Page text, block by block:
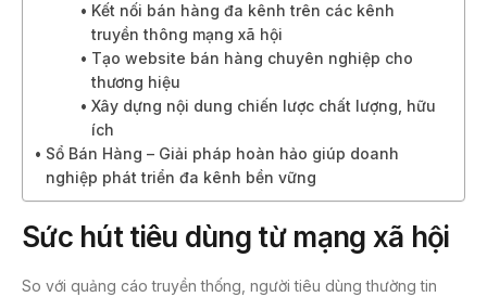
Kết nối bán hàng đa kênh trên các kênh
truyền thông mạng xã hội
Tạo website bán hàng chuyên nghiệp cho
thương hiệu
Xây dựng nội dung chiến lược chất lượng, hữu
ích
Sổ Bán Hàng – Giải pháp hoàn hảo giúp doanh
nghiệp phát triển đa kênh bền vững
Sức hút tiêu dùng từ mạng xã hội
So với quảng cáo truyền thống, người tiêu dùng thường tin